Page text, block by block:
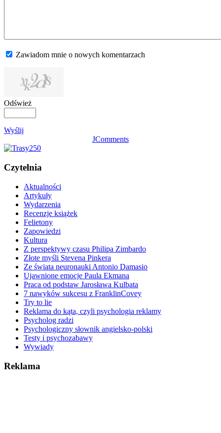
Zawiadom mnie o nowych komentarzach
Odśwież
Wyślij
JComments
Czytelnia
Aktualności
Artykuły
Wydarzenia
Recenzje książek
Felietony
Zapowiedzi
Kultura
Z perspektywy czasu Philipa Zimbardo
Złote myśli Stevena Pinkera
Ze świata neuronauki Antonio Damasio
Ujawnione emocje Paula Ekmana
Praca od podstaw Jarosława Kulbata
7 nawyków sukcesu z FranklinCovey
Try to lie
Reklama do kąta, czyli psychologia reklamy
Psycholog radzi
Psychologiczny słownik angielsko-polski
Testy i psychozabawy
Wywiady
Reklama